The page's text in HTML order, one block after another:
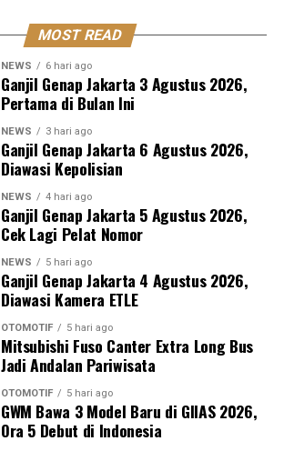
MOST READ
NEWS 6 hari ago
Ganjil Genap Jakarta 3 Agustus 2026,
Pertama di Bulan Ini
NEWS 3 hari ago
Ganjil Genap Jakarta 6 Agustus 2026,
Diawasi Kepolisian
NEWS 4 hari ago
Ganjil Genap Jakarta 5 Agustus 2026,
Cek Lagi Pelat Nomor
NEWS 5 hari ago
Ganjil Genap Jakarta 4 Agustus 2026,
Diawasi Kamera ETLE
OTOMOTIF 5 hari ago
Mitsubishi Fuso Canter Extra Long Bus
Jadi Andalan Pariwisata
OTOMOTIF 5 hari ago
GWM Bawa 3 Model Baru di GIIAS 2026,
Ora 5 Debut di Indonesia